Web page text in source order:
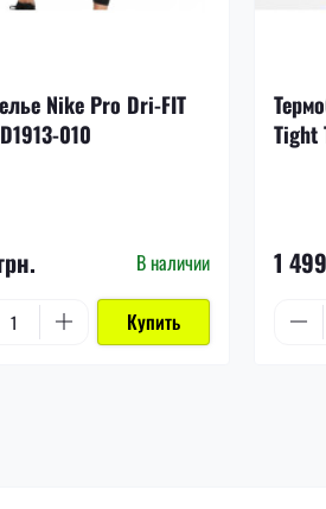
Nike Pro Dri-FIT
010
В наличии
Купить
Tight
1